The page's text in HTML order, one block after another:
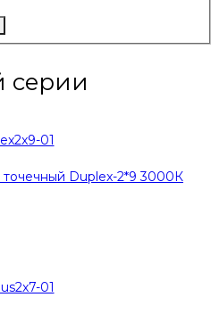
серии
Duplex-2*9 3000К